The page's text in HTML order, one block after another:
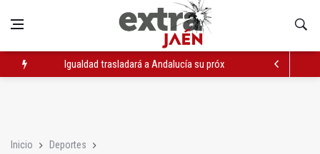
Igualdad trasladará a Andalucía su próximo comité de crisis
Inicio
Deportes